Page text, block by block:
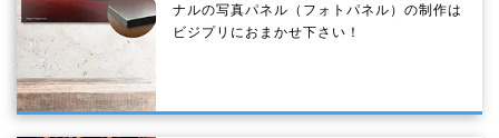
ナルの写真パネル（フォトパネル）の制作は
ビジプリにおまかせ下さい！